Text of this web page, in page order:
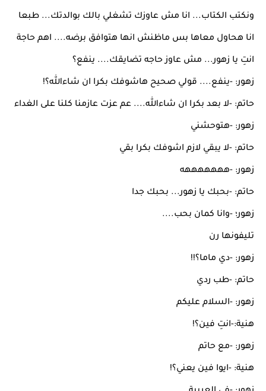
ونكتب الكتاب... انا مش عاوزك تشغلي بالك بوالدتك... طبعا
انا هحاول معاها بس ماظنش انها هتوافق برضه.... اهم حاجة
انتِ يا زهور... مش عاوز حاجه تضايقك.... ينفع؟
زهور: -ينفع.... قولي صحيح هاشوفك بكرا ان شاءالله؟!
حاتم: -لا بعد بكرا ان شاءالله.... عم عزت عازمنا كلنا على الغداء
زهور: -هتوحشني
حاتم: -لا يبقي لازم اشوفك بكرا بقي
زهور: -هههههههه
حاتم: -بحبك يا زهور... بحبك جدا
زهور؛ -وانا كمان بحب....
تليفونها رن
زهور: -دي ماما؟!!
حاتم: -طب ردي
زهور: -السلام عليكم
هنية:-انتِ فين؟!
زهور: -مع حاتم
هنية: -ايوا فين يعني؟!